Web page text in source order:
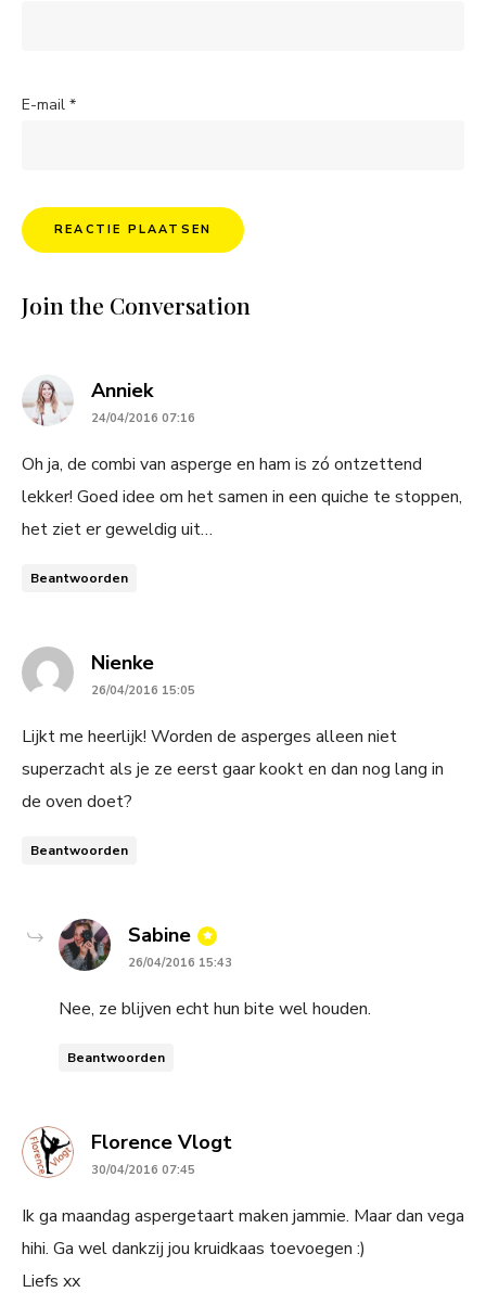
E-mail *
Join the Conversation
Annieksays:
24/04/2016 07:16
Oh ja, de combi van asperge en ham is zó ontzettend
lekker! Goed idee om het samen in een quiche te stoppen,
het ziet er geweldig uit…
Beantwoorden
Nienkesays:
26/04/2016 15:05
Lijkt me heerlijk! Worden de asperges alleen niet
superzacht als je ze eerst gaar kookt en dan nog lang in
de oven doet?
Beantwoorden
Sabine says:
26/04/2016 15:43
Nee, ze blijven echt hun bite wel houden.
Beantwoorden
Florence Vlogtsays:
30/04/2016 07:45
Ik ga maandag aspergetaart maken jammie. Maar dan vega
hihi. Ga wel dankzij jou kruidkaas toevoegen :)
Liefs xx